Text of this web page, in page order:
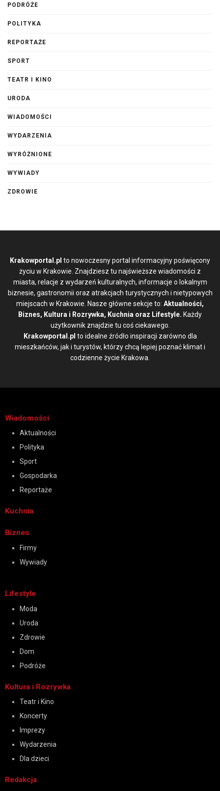
PODRÓŻE
POLITYKA
REPORTAŻE
SPORT
TEATR I KINO
URODA
WIADOMOŚCI
WYDARZENIA
WYRÓŻNIONE
WYWIADY
ZDROWIE
Krakowportal.pl to nowoczesny portal informacyjny poświęcony
życiu w Krakowie. Znajdziesz tu najświeższe wiadomości z
miasta, relacje z wydarzeń kulturalnych, informacje o lokalnym
biznesie, gastronomii oraz atrakcjach turystycznych i nietypowych
miejscach w Krakowie. Nasze główne sekcje to: Aktualności,
Biznes, Kultura i Rozrywka, Kuchnia oraz Lifestyle. Każdy
użytkownik znajdzie tu coś ciekawego.
Krakowportal.pl to idealne źródło inspiracji zarówno dla
mieszkańców, jak i turystów, którzy chcą lepiej poznać klimat i
codzienne życie Krakowa.
Wiadomości
Aktualności
Polityka
Sport
Gospodarka
Reportaże
Kuchnia
Biznes
Firmy
Wywiady
Lifestyle
Moda
Uroda
Zdrowie
Dom
Podróże
Kultura i Rozrywka
Teatr i Kino
Koncerty
Imprezy
Wydarzenia
Dla dzieci
Redakcja